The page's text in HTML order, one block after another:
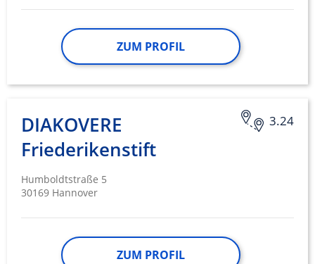
ZUM PROFIL
3.24
DIAKOVERE
Friederikenstift
Humboldtstraße 5
30169 Hannover
ZUM PROFIL